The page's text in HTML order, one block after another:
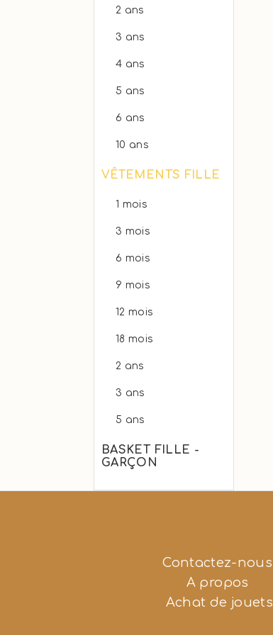
2 ans
3 ans
4 ans
5 ans
6 ans
10 ans
VÊTEMENTS FILLE
1 mois
3 mois
6 mois
9 mois
12 mois
18 mois
2 ans
3 ans
5 ans
BASKET FILLE -
GARÇON
Contactez-nous
A propos
Achat de jouets